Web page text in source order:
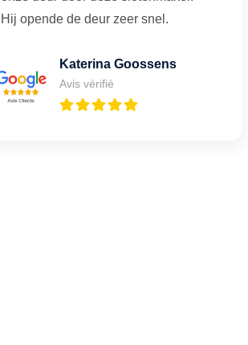
Hij opende de deur zeer snel.
Katerina Goossens
Avis vérifié